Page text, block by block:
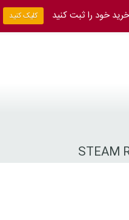
خود را ثبت کنید کلیک کنید